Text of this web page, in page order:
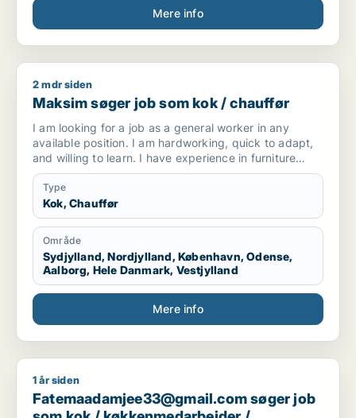
Mere info
Maksim søger job som kok / chauffør
2 mdr siden
Maksim søger job som kok / chauffør
I am looking for a job as a general worker in any
available position. I am hardworking, quick to adapt,
and willing to learn. I have experience in furniture
making and upholstery, but I am open to any kind of
work opportunity.
Type
Kok, Chauffør
Område
Sydjylland, Nordjylland, København, Odense,
Aalborg, Hele Danmark, Vestjylland
Mere info
Fatemaadamjee33@gmail.com søger job som kok /
1 år siden
Fatemaadamjee33@gmail.com søger job